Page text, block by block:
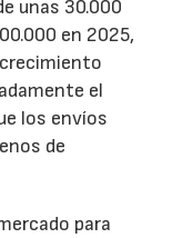
unas 30.000
en 2025,
el
los envíos
de
para